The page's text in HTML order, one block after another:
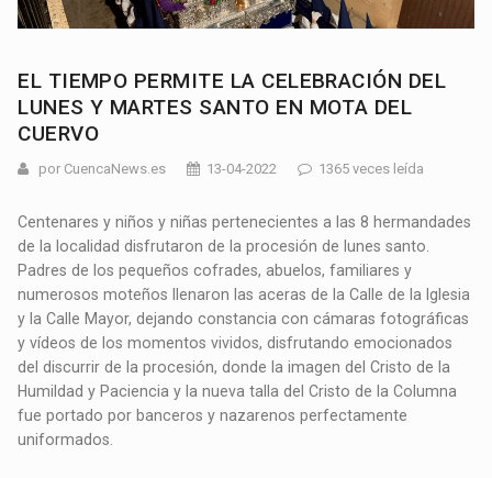
EL TIEMPO PERMITE LA CELEBRACIÓN DEL
LUNES Y MARTES SANTO EN MOTA DEL
CUERVO
por CuencaNews.es 13-04-2022 1365 veces leída
Centenares y niños y niñas pertenecientes a las 8 hermandades
de la localidad disfrutaron de la procesión de lunes santo.
Padres de los pequeños cofrades, abuelos, familiares y
numerosos moteños llenaron las aceras de la Calle de la Iglesia
y la Calle Mayor, dejando constancia con cámaras fotográficas
y vídeos de los momentos vividos, disfrutando emocionados
del discurrir de la procesión, donde la imagen del Cristo de la
Humildad y Paciencia y la nueva talla del Cristo de la Columna
fue portado por banceros y nazarenos perfectamente
uniformados.